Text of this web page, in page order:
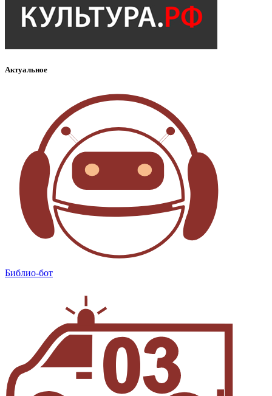
Актуальное
Библио-бот